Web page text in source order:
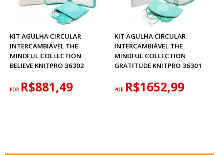
KIT AGULHA CIRCULAR
INTERCAMBIÁVEL THE
MINDFUL COLLECTION
BELIEVE KNITPRO 36302
POR R$881,49
KIT AGULHA CIRCULAR
INTERCAMBIÁVEL THE
MINDFUL COLLECTION
GRATITUDE KNITPRO 36301
POR R$1652,99